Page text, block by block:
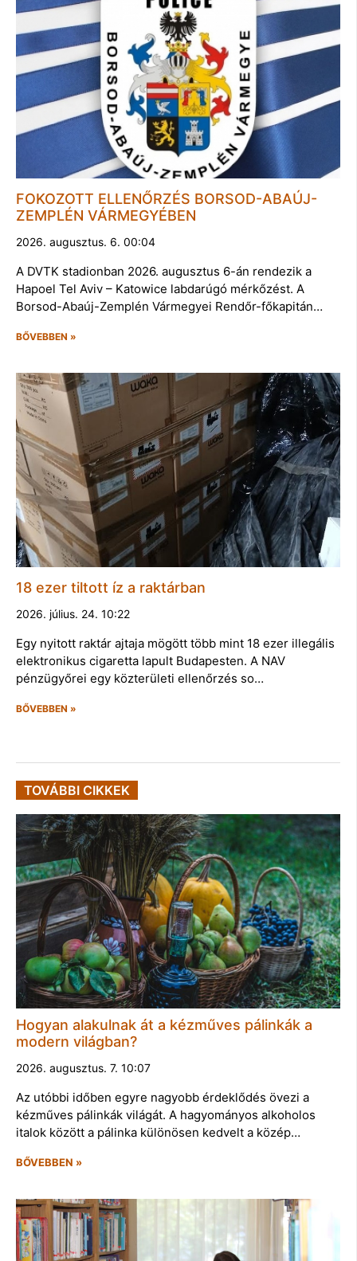
FOKOZOTT ELLENŐRZÉS BORSOD-ABAÚJ-
ZEMPLÉN VÁRMEGYÉBEN
2026. augusztus. 6. 00:04
A DVTK stadionban 2026. augusztus 6-án rendezik a
Hapoel Tel Aviv – Katowice labdarúgó mérkőzést. A
Borsod-Abaúj-Zemplén Vármegyei Rendőr-főkapitán…
BŐVEBBEN »
18 ezer tiltott íz a raktárban
2026. július. 24. 10:22
Egy nyitott raktár ajtaja mögött több mint 18 ezer illegális
elektronikus cigaretta lapult Budapesten. A NAV
pénzügyőrei egy közterületi ellenőrzés so…
BŐVEBBEN »
TOVÁBBI CIKKEK
Hogyan alakulnak át a kézműves pálinkák a
modern világban?
2026. augusztus. 7. 10:07
Az utóbbi időben egyre nagyobb érdeklődés övezi a
kézműves pálinkák világát. A hagyományos alkoholos
italok között a pálinka különösen kedvelt a közép…
BŐVEBBEN »